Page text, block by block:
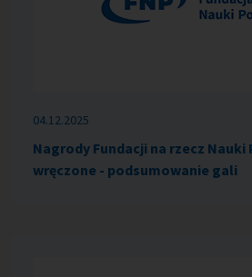
04.12.2025
Nagrody Fundacji na rzecz Nauki
wręczone - podsumowanie gali